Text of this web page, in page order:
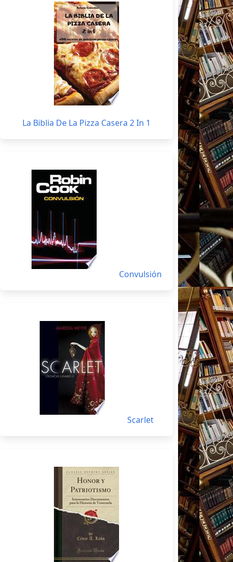
La Biblia De La Pizza Casera 2 In 1
Convulsión
Scarlet